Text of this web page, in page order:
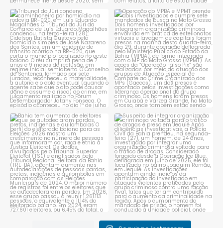
Tribunal do Júri condena
caminhoneiro por...
1 0
Operação do MPBA e MPMT
prende dois investigados e...
1 0
Bahia tem aumento de eleitores
que se autodeclaram...
1 0
Suspeito de integrar
organização criminosa
voltada...
1 0